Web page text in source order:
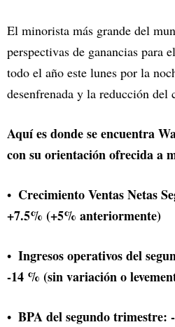
El minorista más grande del
perspectivas de ganancias para
todo el año este lunes por la
desenfrenada y la reducción del
Aquí es donde se encuentra
con su orientación ofrecida a
Crecimiento Ventas Netas
+7.5% (+5% anteriormente)
Ingresos operativos del
-14 % (sin variación o
BPA del segundo trimestre: